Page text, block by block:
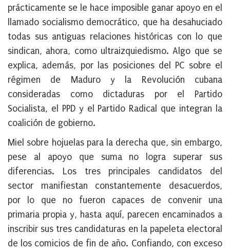
prácticamente se le hace imposible ganar apoyo en el
llamado socialismo democrático, que ha desahuciado
todas sus antiguas relaciones históricas con lo que
sindican, ahora, como ultraizquiedismo. Algo que se
explica, además, por las posiciones del PC sobre el
régimen de Maduro y la Revolución cubana
consideradas como dictaduras por el Partido
Socialista, el PPD y el Partido Radical que integran la
coalición de gobierno.
Miel sobre hojuelas para la derecha que, sin embargo,
pese al apoyo que suma no logra superar sus
diferencias. Los tres principales candidatos del
sector manifiestan constantemente desacuerdos,
por lo que no fueron capaces de convenir una
primaria propia y, hasta aquí, parecen encaminados a
inscribir sus tres candidaturas en la papeleta electoral
de los comicios de fin de año. Confiando, con exceso